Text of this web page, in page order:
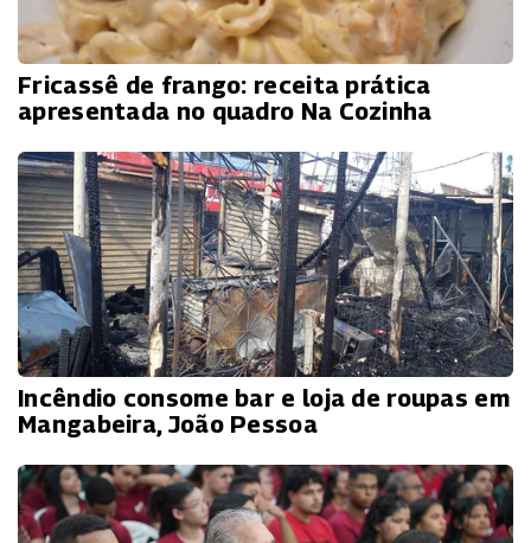
Fricassê de frango: receita prática
apresentada no quadro Na Cozinha
Incêndio consome bar e loja de roupas em
Mangabeira, João Pessoa